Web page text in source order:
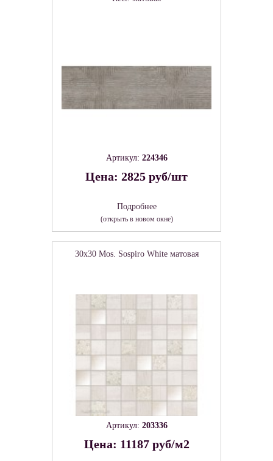
Артикул: 224346
Цена: 2825 руб/шт
Подробнее
(открыть в новом окне)
30x30 Mos. Sospiro White матовая
Артикул: 203336
Цена: 11187 руб/м2